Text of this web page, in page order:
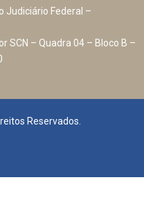
Judiciário Federal –
SCN – Quadra 04 – Bloco B –
Reservados.